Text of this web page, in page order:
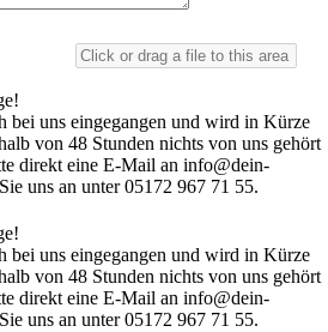
bei uns eingegangen und wird in Kürze
von 48 Stunden nichts von uns gehört
direkt eine E-Mail an info@dein-
uns an unter 05172 967 71 55.
bei uns eingegangen und wird in Kürze
von 48 Stunden nichts von uns gehört
direkt eine E-Mail an info@dein-
uns an unter 05172 967 71 55.